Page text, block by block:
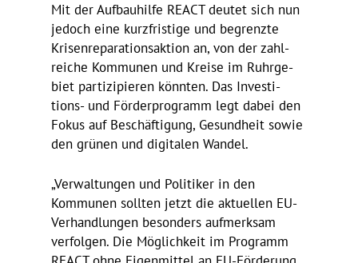
Mit der Aufbau­hilfe REACT deutet sich nun
jedoch eine kurz­fris­tige und begrenzte
Krisen­re­pa­ra­ti­ons­ak­tion an, von der zahl­
reiche Kommunen und Kreise im Ruhr­ge­
biet parti­zi­pieren könnten. Das Inves­ti­
tions- und Förder­pro­gramm legt dabei den
Fokus auf Beschäf­ti­gung, Gesund­heit sowie
den grünen und digi­talen Wandel.
„Verwal­tungen und Poli­tiker in den
Kommunen sollten jetzt die aktu­ellen EU-
Verhand­lungen beson­ders aufmerksam
verfolgen. Die Möglich­keit im Programm